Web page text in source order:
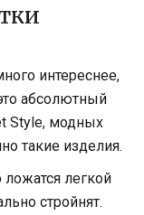
интереснее,
абсолютный
Style, модных
такие изделия.
легкой
стройнят.